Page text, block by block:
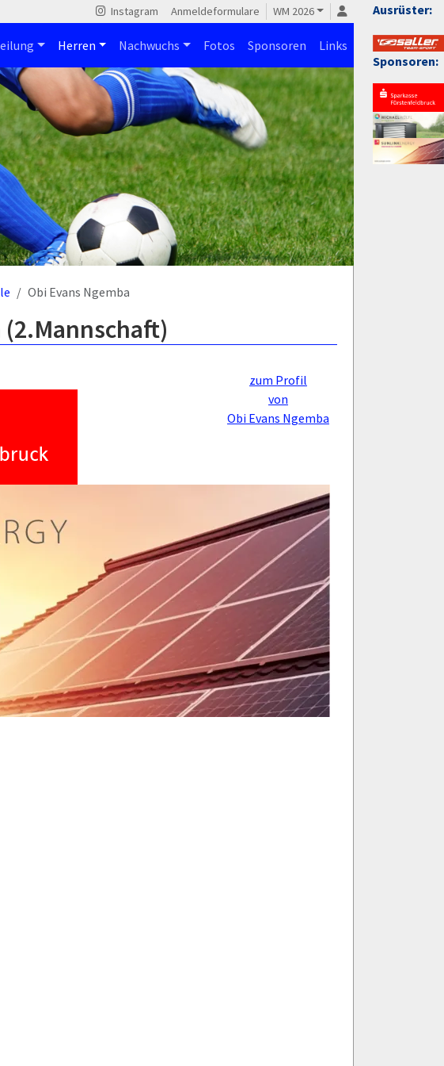
Ausrüster:
Sponsoren:
Instagram Anmeldeformulare WM 2026
Herren Nachwuchs Fotos Sponsoren Links
Obi Evans Ngemba
(2.Mannschaft)
zum Profil
von
Obi Evans Ngemba